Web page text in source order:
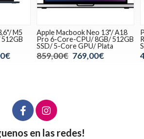
A18
512GB
PORTATIL HP 15S-EQ2101NS
Ryzen 5-5500U 8GB 256GB
SSD 15,6" FHD W11H
449,00€
en las redes!